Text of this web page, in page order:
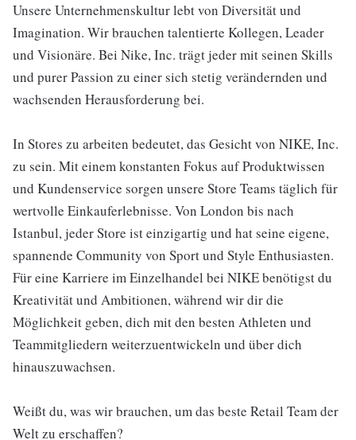
Unsere Unternehmenskultur lebt von Diversität und
Imagination. Wir brauchen talentierte Kollegen, Leader
und Visionäre. Bei Nike, Inc. trägt jeder mit seinen Skills
und purer Passion zu einer sich stetig verändernden und
wachsenden Herausforderung bei.
In Stores zu arbeiten bedeutet, das Gesicht von NIKE, Inc.
zu sein. Mit einem konstanten Fokus auf Produktwissen
und Kundenservice sorgen unsere Store Teams täglich für
wertvolle Einkauferlebnisse. Von London bis nach
Istanbul, jeder Store ist einzigartig und hat seine eigene,
spannende Community von Sport und Style Enthusiasten.
Für eine Karriere im Einzelhandel bei NIKE benötigst du
Kreativität und Ambitionen, während wir dir die
Möglichkeit geben, dich mit den besten Athleten und
Teammitgliedern weiterzuentwickeln und über dich
hinauszuwachsen.
Weißt du, was wir brauchen, um das beste Retail Team der
Welt zu erschaffen?